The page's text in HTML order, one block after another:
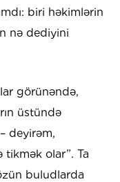
biri həkimlərin
nə dediyini
görünəndə,
üstündə
deyirəm,
tikmək olar”. Ta
buludlarda